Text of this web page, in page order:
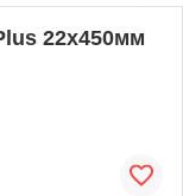
22х450мм